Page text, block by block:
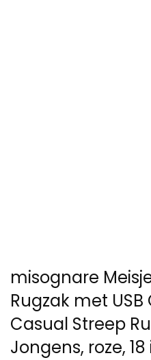
misognare
Rugzak met
Casual Streep
Jongens, roze,